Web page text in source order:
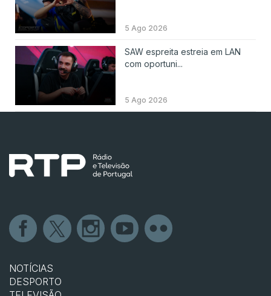
5 Ago 2026
SAW espreita estreia em LAN
com oportuni...
5 Ago 2026
NOTÍCIAS
DESPORTO